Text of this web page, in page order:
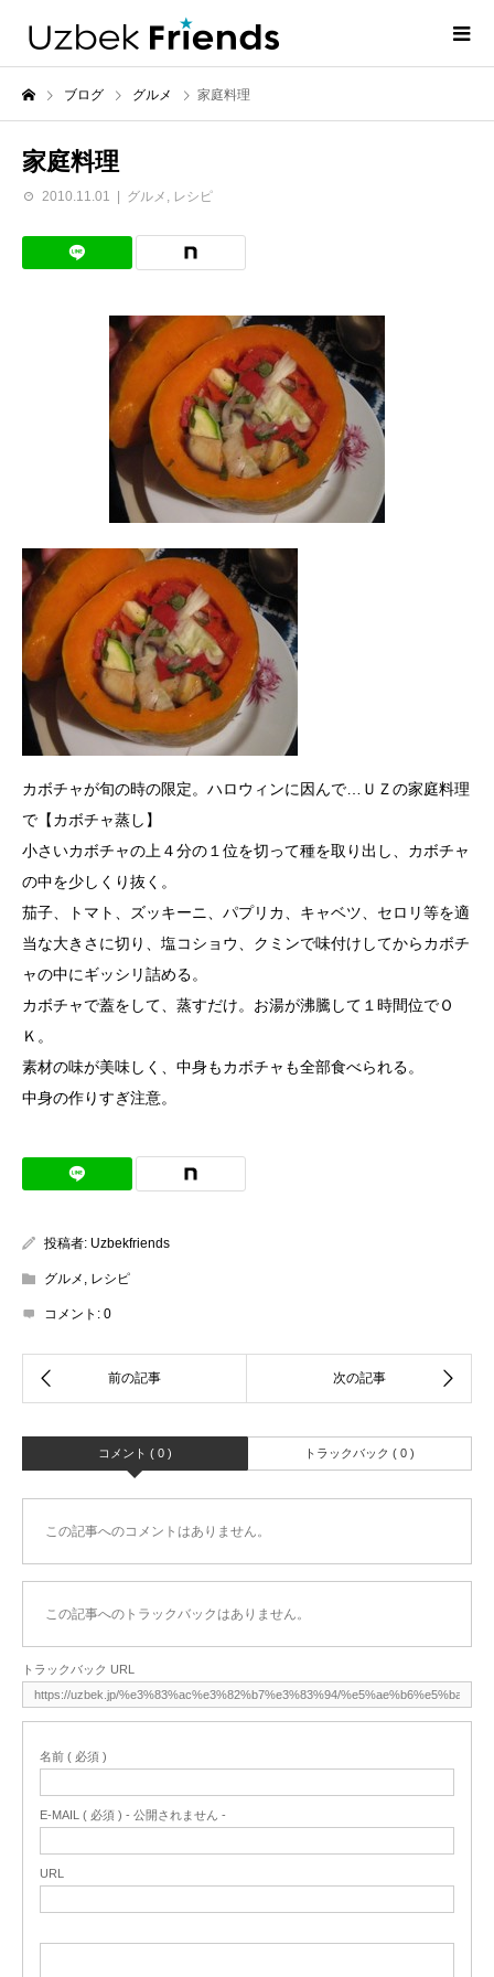
ブログ グルメ 家庭料理
家庭料理
2010.11.01 グルメ レシピ
カボチャが旬の時の限定。ハロウィンに因んで…ＵＺの家庭料理
で【カボチャ蒸し】
小さいカボチャの上４分の１位を切って種を取り出し、カボチャ
の中を少しくり抜く。
茄子、トマト、ズッキーニ、パプリカ、キャベツ、セロリ等を適
当な大きさに切り、塩コショウ、クミンで味付けしてからカボチ
ャの中にギッシリ詰める。
カボチャで蓋をして、蒸すだけ。お湯が沸騰して１時間位でＯ
Ｋ。
素材の味が美味しく、中身もカボチャも全部食べられる。
中身の作りすぎ注意。
投稿者: Uzbekfriends
グルメ レシピ
コメント: 0
コメント ( 0 ) トラックバック ( 0 )
この記事へのコメントはありません。
この記事へのトラックバックはありません。
トラックバック URL
名前 ( 必須 )
E-MAIL ( 必須 ) - 公開されません -
URL